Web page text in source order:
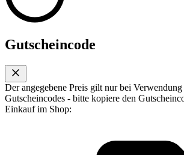
Gutscheincode
Der angegebene Preis gilt nur bei Verwendung
Gutscheincodes - bitte kopiere den
Einkauf im Shop: